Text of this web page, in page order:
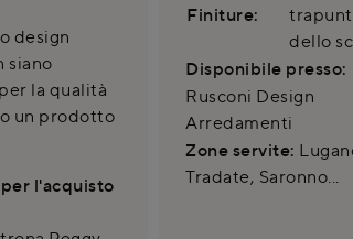
design
siano
la qualità
un prodotto
l'acquisto
Finiture:
dello
Disponibile presso:
Rusconi Design
Arredamenti
Zone servite:
Tradate, Saronno...